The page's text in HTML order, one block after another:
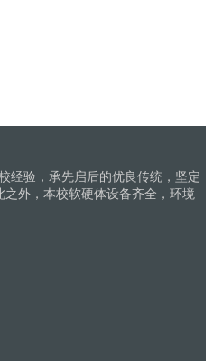
经验，承先启后的优良传统，坚定
外，本校软硬体设备齐全，环境